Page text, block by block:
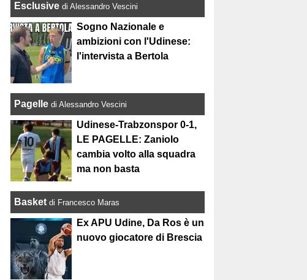
Esclusive di Alessandro Vescini
Sogno Nazionale e
ambizioni con l'Udinese:
l'intervista a Bertola
Pagelle di Alessandro Vescini
Udinese-Trabzonspor 0-1,
LE PAGELLE: Zaniolo
cambia volto alla squadra
ma non basta
Basket di Francesco Maras
Ex APU Udine, Da Ros è un
nuovo giocatore di Brescia